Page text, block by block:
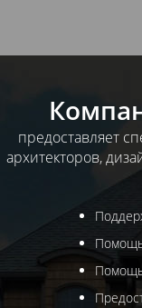
предоставляет
архитекторов,